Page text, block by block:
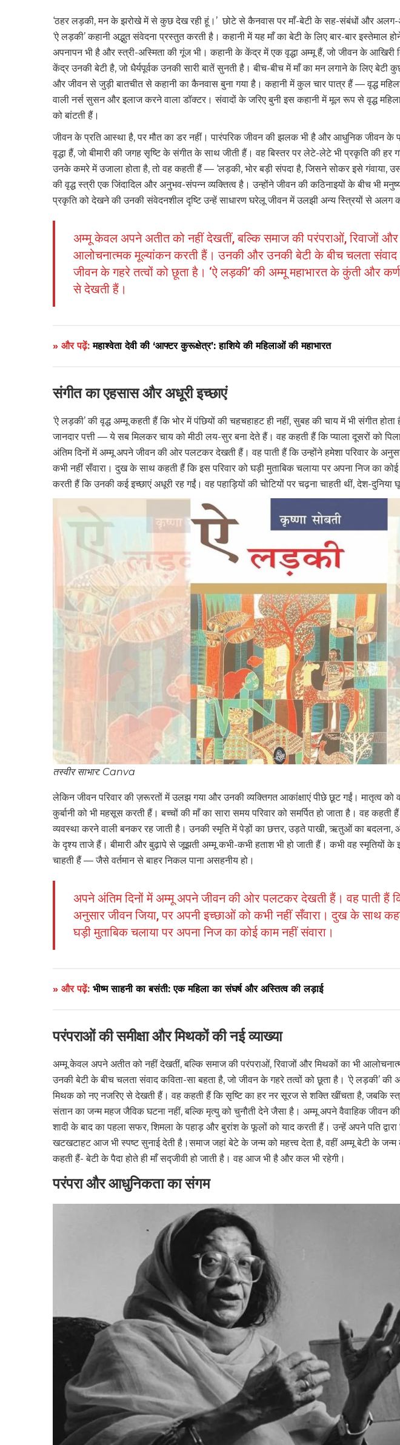
‘ठहर लड़की, मन के झरोखे में से कुछ देख रही हूं।’ छोटे से कैनवास पर माँ-बेटी के सह-संबंधों और अलग-
‘ऐ लड़की’ कहानी अद्भुत संवेदना प्रस्तुत करती है। कहानी में यह माँ का बेटी के लिए बार-बार इस्तेमाल
अपनापन भी है और स्त्री-अस्मिता की गूंज भी। कहानी के केंद्र में एक वृद्धा अम्मू हैं, जो जीवन के आखिरी
केंद्र उनकी बेटी है, जो धैर्यपूर्वक उनकी सारी बातें सुनती है। बीच-बीच में माँ का मन लगाने के लिए बेटी
और जीवन से जुड़ी बातचीत से कहानी का कैनवास बुना गया है। कहानी में कुल चार पात्र हैं — वृद्ध
वाली नर्स सुसन और इलाज करने वाला डॉक्टर। संवादों के जरिए बुनी इस कहानी में मूल रूप से वृद्ध
को बांटती हैं।
जीवन के प्रति आस्था है, पर मौत का डर नहीं। पारंपरिक जीवन की झलक भी है और आधुनिक जीवन के
वृद्धा हैं, जो बीमारी की जगह सृष्टि के संगीत के साथ जीती हैं। वह बिस्तर पर लेटे-लेटे भी प्रकृति की
उनके कमरे में उजाला होता है, तो वह कहती हैं — ‘लड़की, भोर बड़ी संपदा है, जिसने सोकर इसे गंवाया,
की वृद्ध स्त्री एक जिंदादिल और अनुभव-संपन्न व्यक्तित्व है। उन्होंने जीवन की कठिनाइयों के बीच भी
प्रकृति को देखने की उनकी संवेदनशील दृष्टि उन्हें साधारण घरेलू जीवन में उलझी अन्य स्त्रियों से अलग
अम्मू केवल अपने अतीत को नहीं देखतीं, बल्कि समाज की परंपराओं, रिवाजों और
आलोचनात्मक मूल्यांकन करती हैं। उनकी और उनकी बेटी के बीच चलता संवाद
जीवन के गहरे तत्वों को छूता है। ‘ऐ लड़की’ की अम्मू महाभारत के कुंती और
से देखती हैं।
» और पढ़ें:महाश्वेता देवी की ‘आफ्टर कुरूक्षेत्र’: हाशिये की महिलाओं की महाभारत
संगीत का एहसास और अधूरी इच्छाएं
‘ऐ लड़की’ की वृद्ध अम्मू कहती हैं कि भोर में पंछियों की चहचहाहट ही नहीं, सुबह की चाय में भी संगीत
जानदार पत्ती — ये सब मिलकर चाय को मीठी लय-सुर बना देते हैं। वह कहती हैं कि प्याला दूसरों को
अंतिम दिनों में अम्मू अपने जीवन की ओर पलटकर देखती हैं। वह पाती हैं कि उन्होंने हमेशा परिवार के
कभी नहीं सँवारा। दुख के साथ कहती हैं कि इस परिवार को घड़ी मुताबिक चलाया पर अपना निज का कोई
करती हैं कि उनकी कई इच्छाएं अधूरी रह गईं। वह पहाड़ियों की चोटियों पर चढ़ना चाहती थीं, देश-दुनिया
तस्वीर साभार: Canva
लेकिन जीवन परिवार की ज़रूरतों में उलझ गया और उनकी व्यक्तिगत आकांक्षाएं पीछे छूट गईं। मातृत्व
कुर्बानी को भी महसूस करती हैं। बच्चों की माँ का सारा समय परिवार को समर्पित हो जाता है। वह कहती
व्यवस्था करने वाली बनकर रह जाती है। उनकी स्मृति में पेड़ों का छत्तर, उड़ते पाखी, ऋतुओं का
के दृश्य ताजे हैं। बीमारी और बुढ़ापे से जूझती अम्मू कभी-कभी हताश भी हो जाती हैं। कभी वह स्मृतियों के
चाहती हैं — जैसे वर्तमान से बाहर निकल पाना असहनीय हो।
अपने अंतिम दिनों में अम्मू अपने जीवन की ओर पलटकर देखती हैं। वह पाती हैं
अनुसार जीवन जिया, पर अपनी इच्छाओं को कभी नहीं सँवारा। दुख के साथ
घड़ी मुताबिक चलाया पर अपना निज का कोई काम नहीं संवारा।
» और पढ़ें: भीष्म साहनी का बसंती: एक महिला का संघर्ष और अस्तित्व की लड़ाई
परंपराओं की समीक्षा और मिथकों की नई व्याख्या
अम्मू केवल अपने अतीत को नहीं देखतीं, बल्कि समाज की परंपराओं, रिवाजों और मिथकों का भी
उनकी बेटी के बीच चलता संवाद कविता-सा बहता है, जो जीवन के गहरे तत्वों को छूता है। ‘ऐ लड़की’
मिथक को नए नजरिए से देखती हैं। वह कहती हैं कि सृष्टि का हर नर सूरज से शक्ति खींचता है, जबकि
संतान का जन्म महज जैविक घटना नहीं, बल्कि मृत्यु को चुनौती देने जैसा है। अम्मू अपने वैवाहिक जीवन
शादी के बाद का पहला सफर, शिमला के पहाड़ और बुरांश के फूलों को याद करती हैं। उन्हें अपने पति द्वारा
खटखटाहट आज भी स्पष्ट सुनाई देती है।समाज जहां बेटे के जन्म को महत्त्व देता है, वहीं अम्मू बेटी के जन्म
कहती हैं- बेटी के पैदा होते ही माँ सद्जीवी हो जाती है। वह आज भी है और कल भी रहेगी।
परंपरा और आधुनिकता का संगम